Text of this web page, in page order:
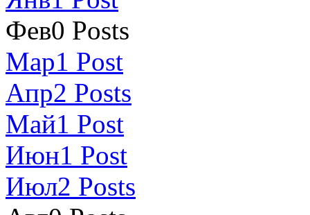
Фев0 Posts
Мар1 Post
Апр2 Posts
Май1 Post
Июн1 Post
Июл2 Posts